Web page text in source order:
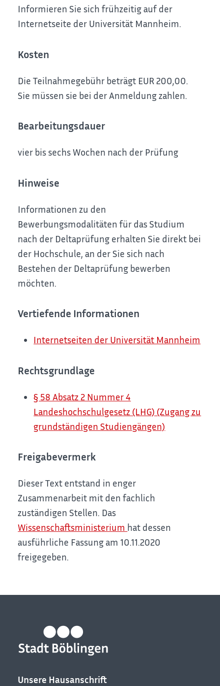
Informieren Sie sich frühzeitig auf der
Internetseite der Universität Mannheim.
Kosten
Die Teilnahmegebühr beträgt EUR 200,00.
Sie müssen sie bei der Anmeldung zahlen.
Bearbeitungsdauer
vier bis sechs Wochen nach der Prüfung
Hinweise
Informationen zu den
Bewerbungsmodalitäten für das Studium
nach der Deltaprüfung erhalten Sie direkt bei
der Hochschule, an der Sie sich nach
Bestehen der Deltaprüfung bewerben
möchten.
Vertiefende Informationen
Internetseiten der Universität Mannheim
Rechtsgrundlage
§ 58 Absatz 2 Nummer 4
Landeshochschulgesetz (LHG) (Zugang zu
grundständigen Studiengängen)
Freigabevermerk
Dieser Text entstand in enger
Zusammenarbeit mit den fachlich
zuständigen Stellen. Das
Wissenschaftsministerium hat dessen
ausführliche Fassung am 10.11.2020
freigegeben.
Unsere Hausanschrift